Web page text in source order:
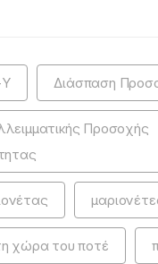
Διάσπαση
Προσοχής
χώρα του ποτέ